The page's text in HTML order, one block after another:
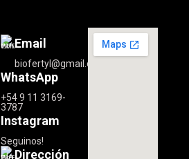
Email
biofertyl@gmail.com
WhatsApp
+54 9 11 3169-
3787
Instagram
Seguinos!
Dirección